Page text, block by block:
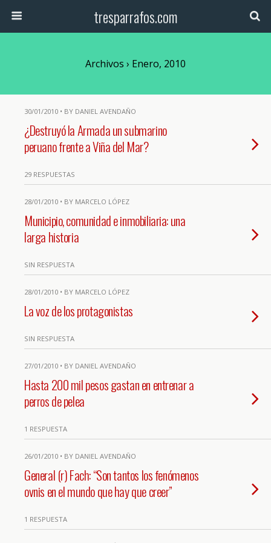
tresparrafos.com
Archivos › Enero, 2010
30/01/2010 • BY DANIEL AVENDAÑO
¿Destruyó la Armada un submarino
peruano frente a Viña del Mar?
29 RESPUESTAS
28/01/2010 • BY MARCELO LÓPEZ
Municipio, comunidad e inmobiliaria: una
larga historia
SIN RESPUESTA
28/01/2010 • BY MARCELO LÓPEZ
La voz de los protagonistas
SIN RESPUESTA
27/01/2010 • BY DANIEL AVENDAÑO
Hasta 200 mil pesos gastan en entrenar a
perros de pelea
1 RESPUESTA
26/01/2010 • BY DANIEL AVENDAÑO
General (r) Fach: “Son tantos los fenómenos
ovnis en el mundo que hay que creer”
1 RESPUESTA